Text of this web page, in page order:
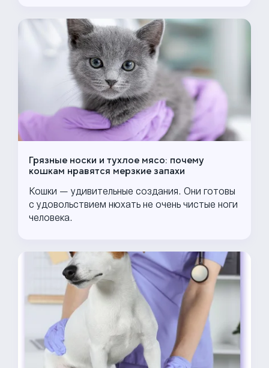
Грязные носки и тухлое мясо: почему
кошкам нравятся мерзкие запахи
Кошки — удивительные создания. Они готовы
с удовольствием нюхать не очень чистые ноги
человека.